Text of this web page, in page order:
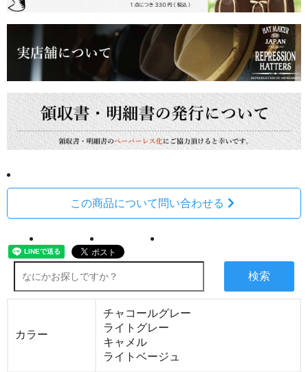
この商品について問い合わせる
検索
カラー
チャコールグレー
ライトグレー
キャメル
ライトベージュ